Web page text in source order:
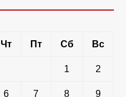
Чт Пт Сб Вс
1 2
6 7 8 9